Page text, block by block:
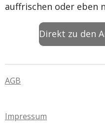
auffrischen oder eben
Direkt zu den
AGB
Impressum